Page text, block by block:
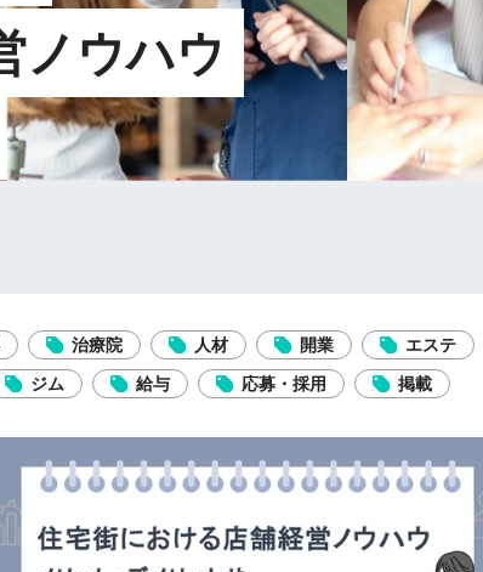
ノウハウ
治療院 人材 開業
エステ
ジム 給与 応募・採用 掲載